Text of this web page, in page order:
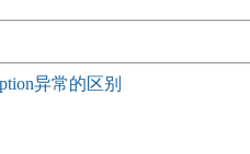
异常的区别